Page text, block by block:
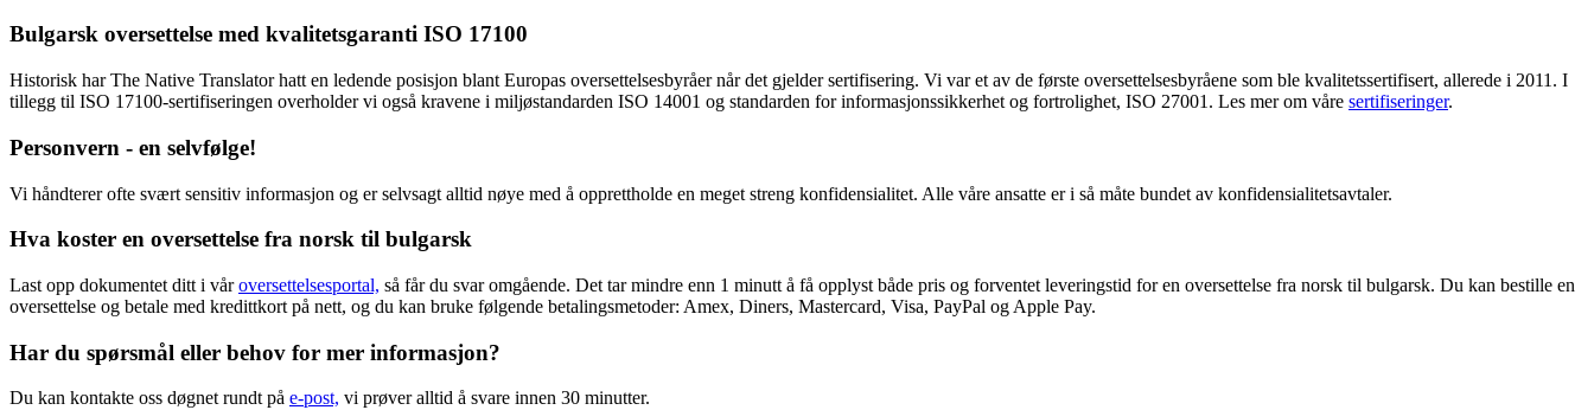
Bulgarsk oversettelse med kvalitetsgaranti ISO 17100
Historisk har The Native Translator hatt en ledende posisjon blant Europas oversettelsesbyråer når det gjelder sertifisering. Vi var et av de første oversettelsesbyråene som ble kvalitetssertifisert, allerede i 2011. I
tillegg til ISO 17100-sertifiseringen overholder vi også kravene i miljøstandarden ISO 14001 og standarden for informasjonssikkerhet og fortrolighet, ISO 27001. Les mer om våre sertifiseringer.
Personvern - en selvfølge!
Vi håndterer ofte svært sensitiv informasjon og er selvsagt alltid nøye med å opprettholde en meget streng konfidensialitet. Alle våre ansatte er i så måte bundet av konfidensialitetsavtaler.
Hva koster en oversettelse fra norsk til bulgarsk
Last opp dokumentet ditt i våroversettelsesportal, så får du svar omgående. Det tar mindre enn 1 minutt å få opplyst både pris og forventet leveringstid for en oversettelse fra norsk til bulgarsk. Du kan bestille en
oversettelse og betale med kredittkort på nett, og du kan bruke følgende betalingsmetoder: Amex, Diners, Mastercard, Visa, PayPal og Apple Pay.
Har du spørsmål eller behov for mer informasjon?
Du kan kontakte oss døgnet rundt på e-post, vi prøver alltid å svare innen 30 minutter.